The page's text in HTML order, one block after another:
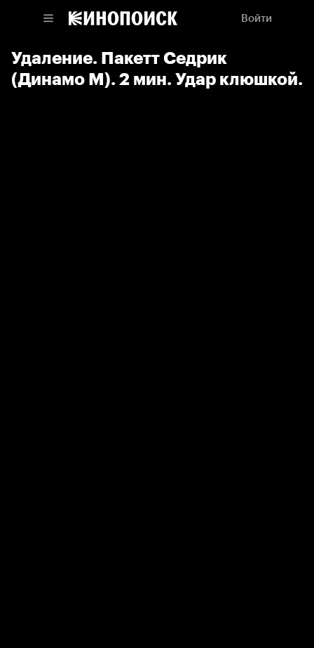
Войти
Удаление. Пакетт Седрик
(Динамо М). 2 мин. Удар клюшкой.